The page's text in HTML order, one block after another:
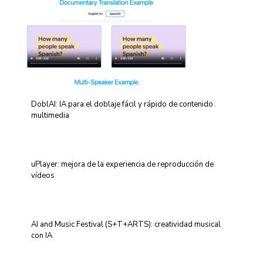
DoblAI: IA para el doblaje fácil y rápido de contenido
multimedia
uPlayer: mejora de la experiencia de reproducción de
vídeos
AI and Music Festival (S+T+ARTS): creatividad musical
con IA